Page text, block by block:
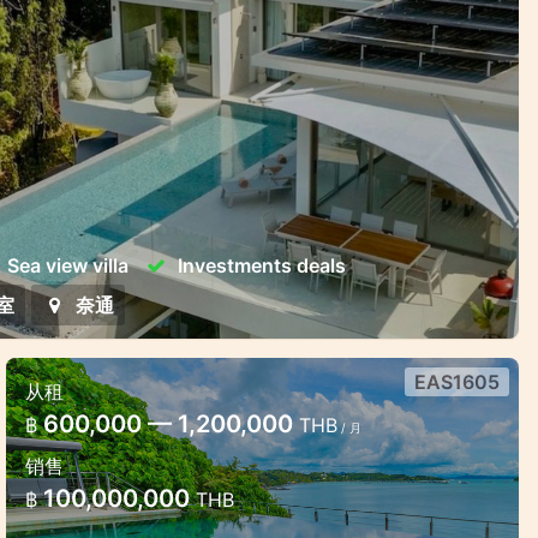
Sea view villa
Investments deals
奈通
豪華海濱房別墅
奧波海濱海景別墅
EAS1605
从租
฿ 600,000 — 1,200,000THB/ 月
销售
฿ 100,000,000THB